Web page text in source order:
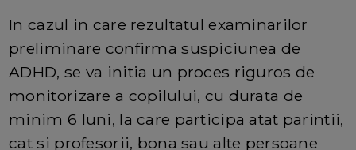
In cazul in care rezultatul examinarilor
preliminare confirma suspiciunea de
ADHD, se va initia un proces riguros de
monitorizare a copilului, cu durata de
minim 6 luni, la care participa atat parintii,
cat si profesorii, bona sau alte persoane